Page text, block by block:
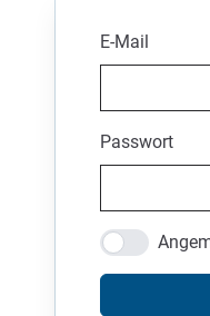
E-Mail
Passwort